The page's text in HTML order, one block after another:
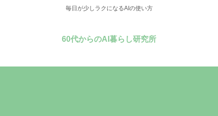
毎日が少しラクになるAIの使い方
60代からのAI暮らし研究所